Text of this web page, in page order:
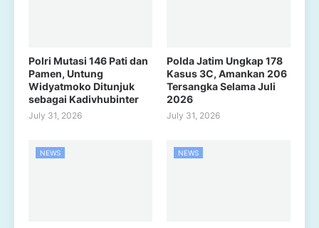
Polri Mutasi 146 Pati dan
Pamen, Untung
Widyatmoko Ditunjuk
sebagai Kadivhubinter
July 31, 2026
Polda Jatim Ungkap 178
Kasus 3C, Amankan 206
Tersangka Selama Juli
2026
July 31, 2026
NEWS NEWS